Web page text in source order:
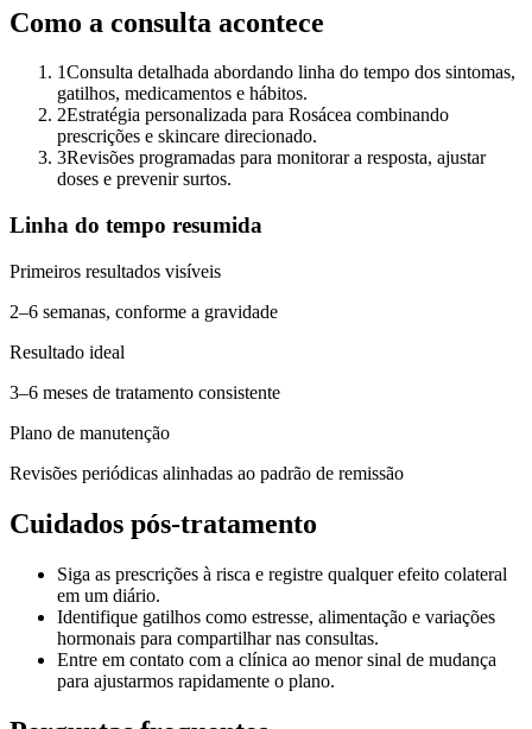
Como a consulta acontece
1Consulta detalhada abordando linha do tempo dos sintomas,
gatilhos, medicamentos e hábitos.
2Estratégia personalizada para Rosácea combinando
prescrições e skincare direcionado.
3Revisões programadas para monitorar a resposta, ajustar
doses e prevenir surtos.
Linha do tempo resumida
Primeiros resultados visíveis
2–6 semanas, conforme a gravidade
Resultado ideal
3–6 meses de tratamento consistente
Plano de manutenção
Revisões periódicas alinhadas ao padrão de remissão
Cuidados pós-tratamento
Siga as prescrições à risca e registre qualquer efeito colateral
em um diário.
Identifique gatilhos como estresse, alimentação e variações
hormonais para compartilhar nas consultas.
Entre em contato com a clínica ao menor sinal de mudança
para ajustarmos rapidamente o plano.